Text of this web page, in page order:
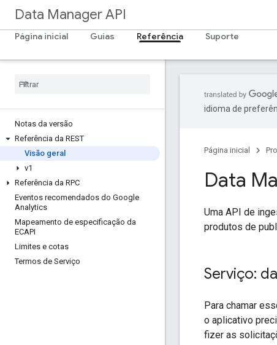
Data Manager API
Página inicial Guias Referência Suporte
Notas da versão
Referência da REST
Visão geral
v1
Referência da RPC
Eventos recomendados do Google
Analytics
Mapeamento de especificação da
ECAPI
Limites e cotas
Termos de Serviço
idioma de
Página inicial
Data
Uma API de
produtos de
Serviço:
Para chamar
o aplicativo
fizer as